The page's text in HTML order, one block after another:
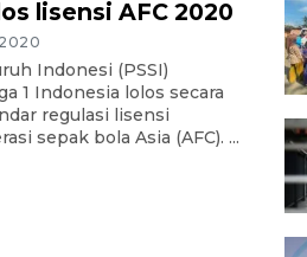
lisensi AFC 2020
Indonesi (PSSI)
1 Indonesia lolos secara
regulasi lisensi
sepak bola Asia (AFC). ...